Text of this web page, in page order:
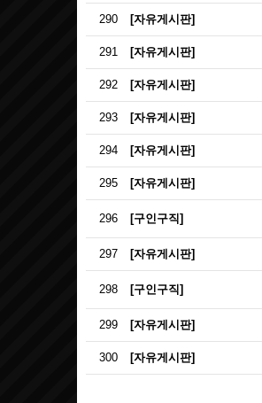
290 [자유게시판]
291 [자유게시판]
292 [자유게시판]
293 [자유게시판]
294 [자유게시판]
295 [자유게시판]
296 [구인구직]
297 [자유게시판]
298 [구인구직]
299 [자유게시판]
300 [자유게시판]